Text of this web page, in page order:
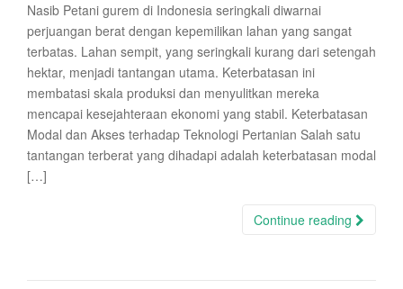
Nasib Petani gurem di Indonesia seringkali diwarnai
perjuangan berat dengan kepemilikan lahan yang sangat
terbatas. Lahan sempit, yang seringkali kurang dari setengah
hektar, menjadi tantangan utama. Keterbatasan ini
membatasi skala produksi dan menyulitkan mereka
mencapai kesejahteraan ekonomi yang stabil. Keterbatasan
Modal dan Akses terhadap Teknologi Pertanian Salah satu
tantangan terberat yang dihadapi adalah keterbatasan modal
[…]
Continue reading